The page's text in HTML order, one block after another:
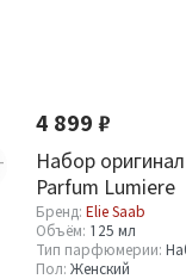
4 899 ₽
Набор
Parfum Lumiere
Бренд: Elie Saab
Объём: 125 мл
Тип парфюмерии:
Пол: Женский